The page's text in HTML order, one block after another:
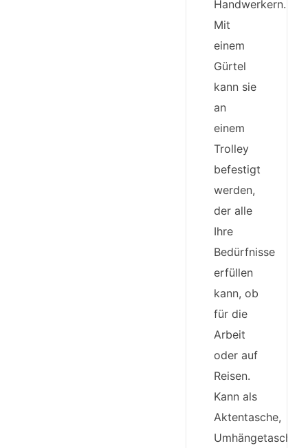
Handwerkern.
Mit
einem
Gürtel
kann sie
an
einem
Trolley
befestigt
werden,
der alle
Ihre
Bedürfnisse
erfüllen
kann, ob
für die
Arbeit
oder auf
Reisen.
Kann als
Aktentasche,
Umhängetasche,